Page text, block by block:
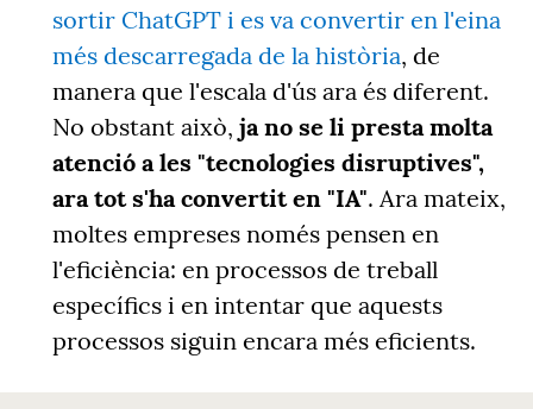
sortir ChatGPT i es va convertir en l'eina
més descarregada de la història, de
manera que l'escala d'ús ara és diferent.
No obstant això, ja no se li presta molta
atenció a les "tecnologies disruptives",
ara tot s'ha convertit en "IA". Ara mateix,
moltes empreses només pensen en
l'eficiència: en processos de treball
específics i en intentar que aquests
processos siguin encara més eficients.